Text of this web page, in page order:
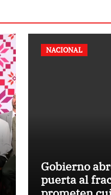
NACIONAL
Gobierno
puerta al